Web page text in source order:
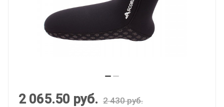
2 065.50 руб. 2 430руб.